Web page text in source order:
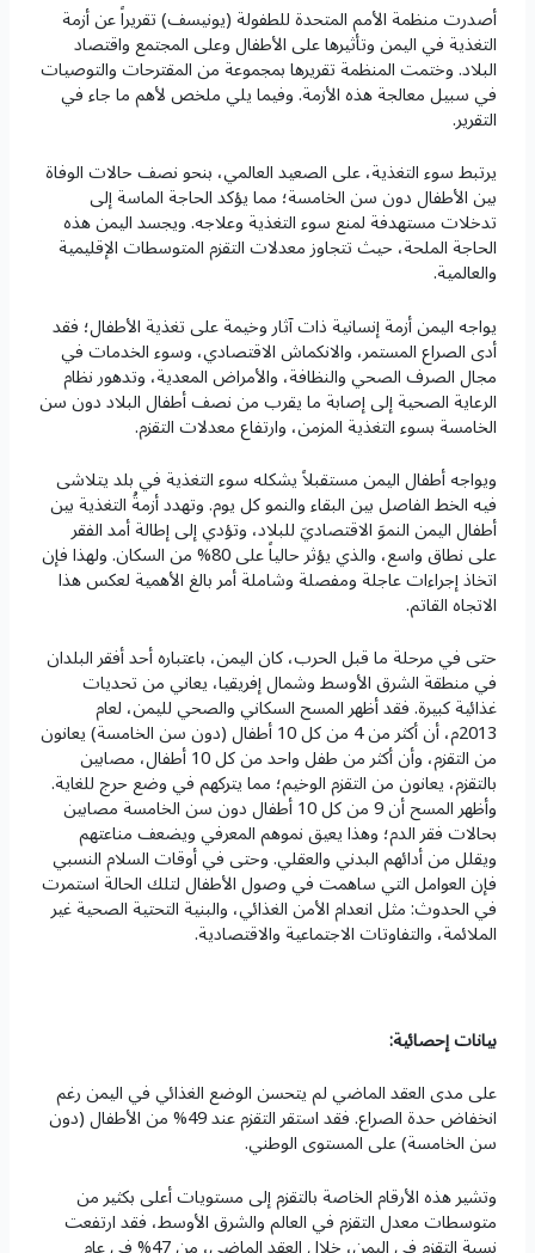
أصدرت منظمة الأمم المتحدة للطفولة (يونيسف) تقريراً عن أزمة
التغذية في اليمن وتأثيرها على الأطفال وعلى المجتمع واقتصاد
البلاد. وختمت المنظمة تقريرها بمجموعة من المقترحات والتوصيات
في سبيل معالجة هذه الأزمة. وفيما يلي ملخص لأهم ما جاء في
التقرير.
يرتبط سوء التغذية، على الصعيد العالمي، بنحو نصف حالات الوفاة
بين الأطفال دون سن الخامسة؛ مما يؤكد الحاجة الماسة إلى
تدخلات مستهدفة لمنع سوء التغذية وعلاجه. ويجسد اليمن هذه
الحاجة الملحة، حيث تتجاوز معدلات التقزم المتوسطات الإقليمية
والعالمية.
يواجه اليمن أزمة إنسانية ذات آثار وخيمة على تغذية الأطفال؛ فقد
أدى الصراع المستمر، والانكماش الاقتصادي، وسوء الخدمات في
مجال الصرف الصحي والنظافة، والأمراض المعدية، وتدهور نظام
الرعاية الصحية إلى إصابة ما يقرب من نصف أطفال البلاد دون سن
الخامسة بسوء التغذية المزمن، وارتفاع معدلات التقزم.
ويواجه أطفال اليمن مستقبلاً يشكله سوء التغذية في بلد يتلاشى
فيه الخط الفاصل بين البقاء والنمو كل يوم. وتهدد أزمةُ التغذية بين
أطفال اليمن النموَ الاقتصاديَ للبلاد، وتؤدي إلى إطالة أمد الفقر
على نطاق واسع، والذي يؤثر حالياً على 80% من السكان. ولهذا فإن
اتخاذ إجراءات عاجلة ومفصلة وشاملة أمر بالغ الأهمية لعكس هذا
الاتجاه القاتم.
حتى في مرحلة ما قبل الحرب، كان اليمن، باعتباره أحد أفقر البلدان
في منطقة الشرق الأوسط وشمال إفريقيا، يعاني من تحديات
غذائية كبيرة. فقد أظهر المسح السكاني والصحي لليمن، لعام
2013م، أن أكثر من 4 من كل 10 أطفال (دون سن الخامسة) يعانون
من التقزم، وأن أكثر من طفل واحد من كل 10 أطفال، مصابين
بالتقزم، يعانون من التقزم الوخيم؛ مما يتركهم في وضع حرج للغاية.
وأظهر المسح أن 9 من كل 10 أطفال دون سن الخامسة مصابين
بحالات فقر الدم؛ وهذا يعيق نموهم المعرفي ويضعف مناعتهم
ويقلل من أدائهم البدني والعقلي. وحتى في أوقات السلام النسبي
فإن العوامل التي ساهمت في وصول الأطفال لتلك الحالة استمرت
في الحدوث: مثل انعدام الأمن الغذائي، والبنية التحتية الصحية غير
الملائمة، والتفاوتات الاجتماعية والاقتصادية.
بيانات إحصائية:
على مدى العقد الماضي لم يتحسن الوضع الغذائي في اليمن رغم
انخفاض حدة الصراع. فقد استقر التقزم عند 49% من الأطفال (دون
سن الخامسة) على المستوى الوطني.
وتشير هذه الأرقام الخاصة بالتقزم إلى مستويات أعلى بكثير من
متوسطات معدل التقزم في العالم والشرق الأوسط، فقد ارتفعت